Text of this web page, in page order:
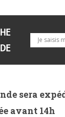
sera
avant 14h